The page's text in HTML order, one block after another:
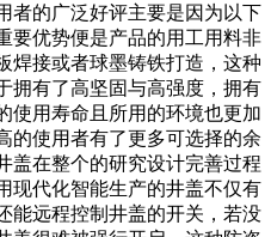
者的广泛好评主要是因为以下
要优势便是产品的用工用料非
焊接或者球墨铸铁打造，这种
拥有了高坚固与高强度，拥有
使用寿命且所用的环境也更加
的使用者有了更多可选择的余
盖在整个的研究设计完善过程
现代化智能生产的井盖不仅有
能远程控制井盖的开关，若没